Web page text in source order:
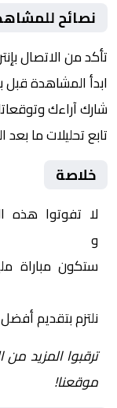
نصائح
تأكد من الاتصال
ابدأ المشاهدة قبل بداية
شارك آراءك
تابع تحليلات ما
خلاصة
لا تفوتوا هذه
والشرطة
ستكون مباراة
نلتزم بتقديم
ترقبوا المزيد من
موقعنا!